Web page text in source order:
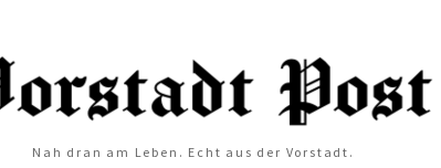
Nah dran am Leben. Echt aus der Vorstadt.